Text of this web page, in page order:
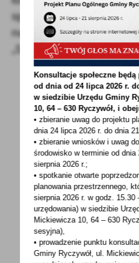
sprawdzić aktualny stan
na PUE ZUS w „Panelu
„Salda bieżące”.
POWRÓT
POPRZEDNI
Spodobała Ci się
Konsultacje społeczne
od dnia od 24 lipca 2026 r.
w siedzibie Urzędu Gminy
10, 64 – 630 Ryczywół, i
• zbieranie uwag do projektu
dnia 24 lipca 2026 r. do dnia
• zbieranie wniosków i uwag
środowisko w terminie od
sierpnia 2026 r.;
• spotkanie otwarte
planowania przestrzennego,
sierpnia 2026 r.w godz. 15.30
urzędowania) w siedzibie
Mickiewicza 10, 64 – 630
sesyjna),
• prowadzenie punktu
Gminy Ryczywół, ul.